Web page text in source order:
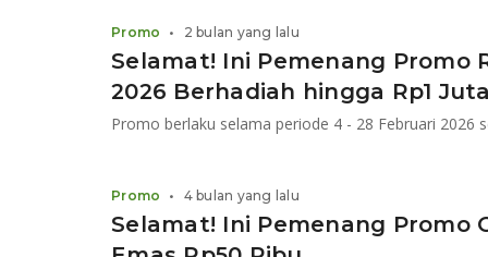
Bebas pilih partner penyimpanan, harga
relatif stabil.
Selamat! Ini Pemenang Promo
2026 Berhadiah hingga Rp1 Juta
Promo berlaku selama periode 4 - 28 Februari 2026
Promo • 2 bulan yang lalu
Selamat! Ini Pemenang Promo
Promo • 4 bulan yang lalu